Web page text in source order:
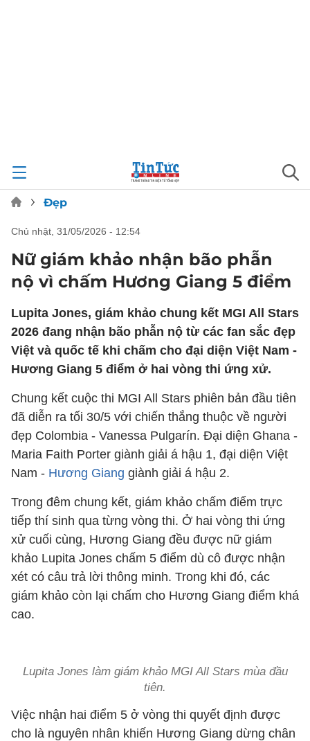
Đẹp
chủ nhật, 31/05/2026 - 12:54
Nữ giám khảo nhận bão phẫn
nộ vì chấm Hương Giang 5 điểm
Lupita Jones, giám khảo chung kết MGI All Stars
2026 đang nhận bão phẫn nộ từ các fan sắc đẹp
Việt và quốc tế khi chấm cho đại diện Việt Nam -
Hương Giang 5 điểm ở hai vòng thi ứng xử.
Chung kết cuộc thi MGI All Stars phiên bản đầu tiên
đã diễn ra tối 30/5 với chiến thắng thuộc về người
đẹp Colombia - Vanessa Pulgarín. Đại diện Ghana -
Maria Faith Porter giành giải á hậu 1, đại diện Việt
Nam - Hương Giang giành giải á hậu 2.
Trong đêm chung kết, giám khảo chấm điểm trực
tiếp thí sinh qua từng vòng thi. Ở hai vòng thi ứng
xử cuối cùng, Hương Giang đều được nữ giám
khảo Lupita Jones chấm 5 điểm dù cô được nhận
xét có câu trả lời thông minh. Trong khi đó, các
giám khảo còn lại chấm cho Hương Giang điểm khá
cao.
Lupita Jones làm giám khảo MGI All Stars mùa đầu
tiên.
Việc nhận hai điểm 5 ở vòng thi quyết định được
cho là nguyên nhân khiến Hương Giang dừng chân